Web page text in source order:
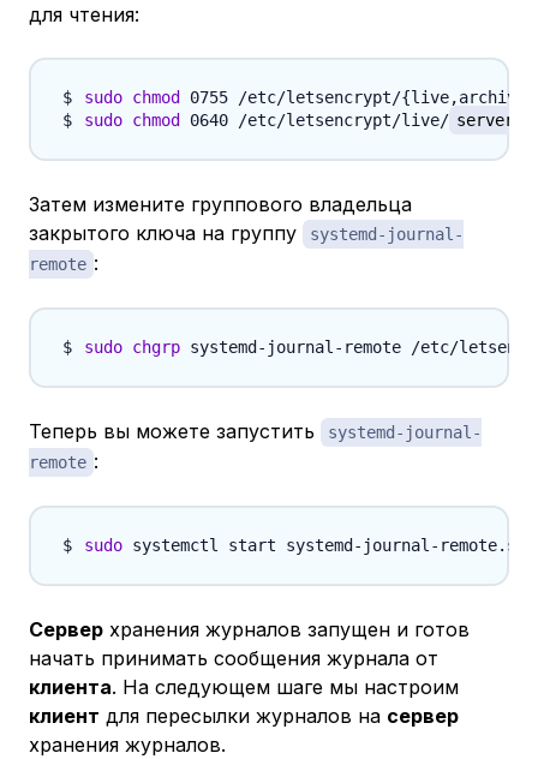
для чтения:
sudo chmod 0755 /etc/letsencrypt/{live,archive
sudo chmod 0640 /etc/letsencrypt/live/
Затем измените группового владельца
закрытого ключа на группу
systemd-journal-
remote :
sudo chgrp systemd-journal-remote /etc/
Теперь вы можете запустить
systemd-journal-
remote :
sudo
Сервер хранения журналов запущен и готов
начать принимать сообщения журнала от
клиента. На следующем шаге мы настроим
клиент для пересылки журналов на сервер
хранения журналов.